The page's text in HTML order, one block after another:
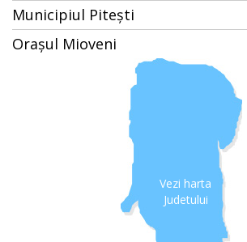
Municipiul Pitești
Orașul Mioveni
Vezi harta
Judetului